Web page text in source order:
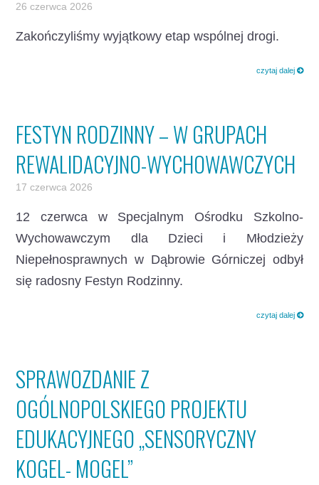
26 czerwca 2026
Zakończyliśmy wyjątkowy etap wspólnej drogi.
czytaj dalej
FESTYN RODZINNY – W GRUPACH
REWALIDACYJNO-WYCHOWAWCZYCH
17 czerwca 2026
12 czerwca w Specjalnym Ośrodku Szkolno-
Wychowawczym dla Dzieci i Młodzieży
Niepełnosprawnych w Dąbrowie Górniczej odbył
się radosny Festyn Rodzinny.
czytaj dalej
SPRAWOZDANIE Z
OGÓLNOPOLSKIEGO PROJEKTU
EDUKACYJNEGO „SENSORYCZNY
KOGEL- MOGEL”